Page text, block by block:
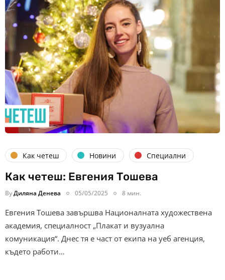
Как четеш Новини Специални
Как четеш: Евгения Тошева
ByДиляна Денева 05/05/2025 8 мин.
Евгения Тошева завършва Националната художествена
академия, специалност „Плакат и вузуална
комуникация“. Днес тя е част от екипа на уеб агенция,
където работи…